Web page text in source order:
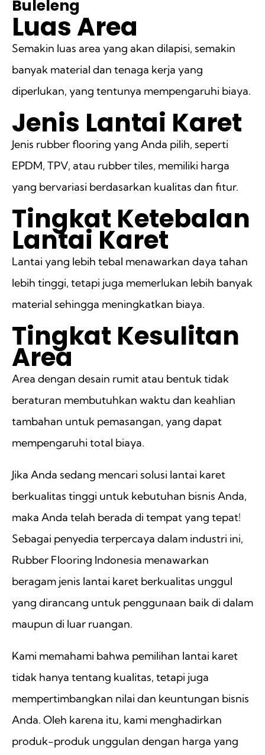
Buleleng
Luas Area
Semakin luas area yang akan dilapisi, semakin
banyak material dan tenaga kerja yang
diperlukan, yang tentunya mempengaruhi biaya.
Jenis Lantai Karet
Jenis rubber flooring yang Anda pilih, seperti
EPDM, TPV, atau rubber tiles, memiliki harga
yang bervariasi berdasarkan kualitas dan fitur.
Tingkat Ketebalan
Lantai Karet
Lantai yang lebih tebal menawarkan daya tahan
lebih tinggi, tetapi juga memerlukan lebih banyak
material sehingga meningkatkan biaya.
Tingkat Kesulitan
Area
Area dengan desain rumit atau bentuk tidak
beraturan membutuhkan waktu dan keahlian
tambahan untuk pemasangan, yang dapat
mempengaruhi total biaya.
Jika Anda sedang mencari solusi lantai karet
berkualitas tinggi untuk kebutuhan bisnis Anda,
maka Anda telah berada di tempat yang tepat!
Sebagai penyedia terpercaya dalam industri ini,
Rubber Flooring Indonesia menawarkan
beragam jenis lantai karet berkualitas unggul
yang dirancang untuk penggunaan baik di dalam
maupun di luar ruangan.
Kami memahami bahwa pemilihan lantai karet
tidak hanya tentang kualitas, tetapi juga
mempertimbangkan nilai dan keuntungan bisnis
Anda. Oleh karena itu, kami menghadirkan
produk-produk unggulan dengan harga yang